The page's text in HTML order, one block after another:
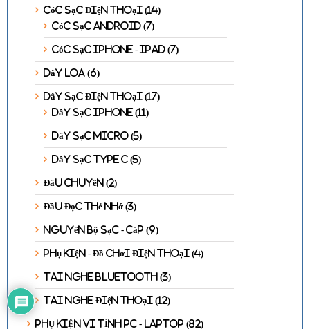
Cóc Sạc Điện Thoại (14)
Cóc Sạc Android (7)
Cóc Sạc Iphone - Ipad (7)
Dây Loa (6)
Dây Sạc Điện Thoại (17)
Dây Sạc Iphone (11)
Dây sạc Micro (5)
Dây Sạc Type C (5)
Đầu Chuyển (2)
Đầu Đọc Thẻ Nhớ (3)
Nguyên Bộ Sạc - Cáp (9)
Phụ Kiện - Đồ Chơi Điện Thoại (4)
Tai Nghe Bluetooth (3)
Tai Nghe Điện Thoại (12)
PHỤ KIỆN VI TÍNH PC - LAPTOP (82)